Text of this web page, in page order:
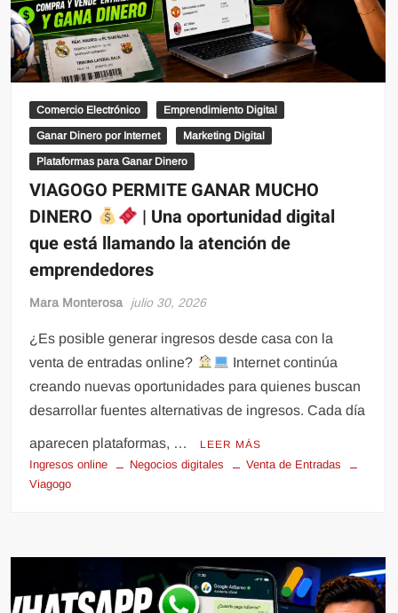
Comercio Electrónico Emprendimiento Digital
Ganar Dinero por Internet Marketing Digital
Plataformas para Ganar Dinero
VIAGOGO PERMITE GANAR MUCHO
DINERO
| Una oportunidad digital
que está llamando la atención de
emprendedores
Mara Monterosa julio 30, 2026
¿Es posible generar ingresos desde casa con la
venta de entradas online?
Internet continúa
creando nuevas oportunidades para quienes buscan
desarrollar fuentes alternativas de ingresos. Cada día
aparecen plataformas, … LEER MÁS
Ingresos online Negocios digitales
Venta de Entradas
Viagogo